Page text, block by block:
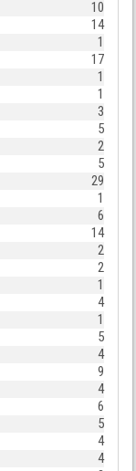
10
14
1
17
1
1
3
5
2
5
29
1
6
14
2
2
1
4
1
5
4
9
4
6
5
4
4